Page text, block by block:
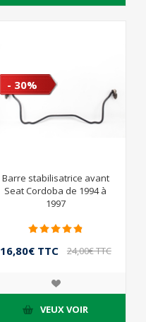
- 30%
Barre stabilisatrice avant
Seat Cordoba de 1994 à
1997
16,80€ TTC 24,00€ TTC
VEUX VOIR